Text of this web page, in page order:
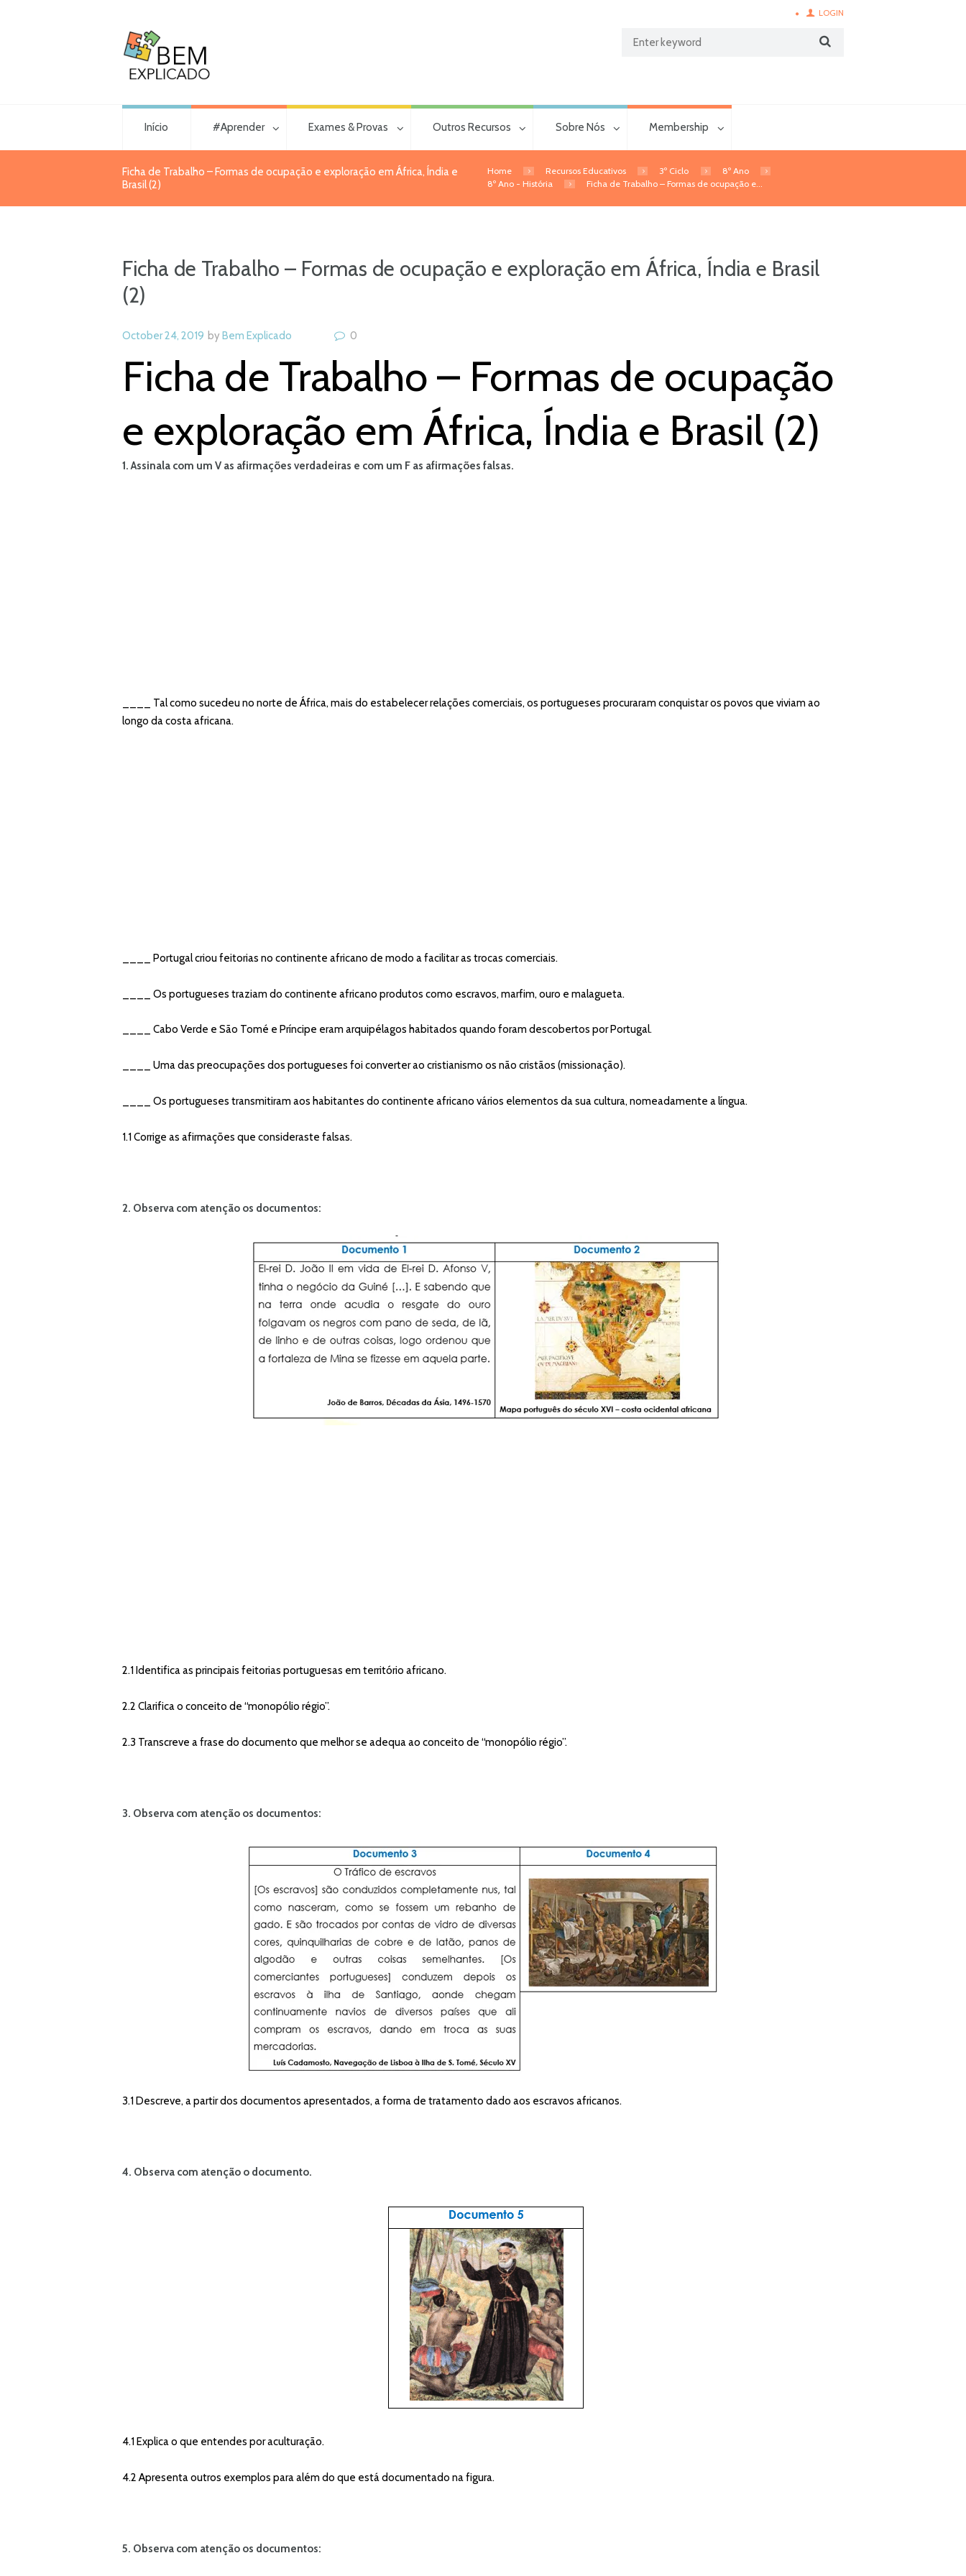
LOGIN
Início #Aprender Exames & Provas Outros Recursos Sobre Nós Membership
Ficha de Trabalho – Formas de ocupação e exploração em África, Índia e
Brasil (2)
Home Recursos Educativos 3º Ciclo
8º Ano
8º Ano - História
Ficha de Trabalho – Formas de ocupação e...
Ficha de Trabalho – Formas de ocupação e exploração em África, Índia e Brasil
(2)
October 24, 2019 byBem Explicado 0
Ficha de Trabalho – Formas de ocupação
e exploração em África, Índia e Brasil (2)
1. Assinala com um V as afirmações verdadeiras e com um F as afirmações falsas.
____ Tal como sucedeu no norte de África, mais do estabelecer relações comerciais, os portugueses procuraram conquistar os povos que viviam ao
longo da costa africana.
____ Portugal criou feitorias no continente africano de modo a facilitar as trocas comerciais.
____ Os portugueses traziam do continente africano produtos como escravos, marfim, ouro e malagueta.
____ Cabo Verde e São Tomé e Príncipe eram arquipélagos habitados quando foram descobertos por Portugal.
____ Uma das preocupações dos portugueses foi converter ao cristianismo os não cristãos (missionação).
____ Os portugueses transmitiram aos habitantes do continente africano vários elementos da sua cultura, nomeadamente a língua.
1.1 Corrige as afirmações que consideraste falsas.
2. Observa com atenção os documentos:
2.1 Identifica as principais feitorias portuguesas em território africano.
2.2 Clarifica o conceito de “monopólio régio”.
2.3 Transcreve a frase do documento que melhor se adequa ao conceito de “monopólio régio”.
3. Observa com atenção os documentos:
3.1 Descreve, a partir dos documentos apresentados, a forma de tratamento dado aos escravos africanos.
4. Observa com atenção o documento.
4.1 Explica o que entendes por aculturação.
4.2 Apresenta outros exemplos para além do que está documentado na figura.
5. Observa com atenção os documentos: